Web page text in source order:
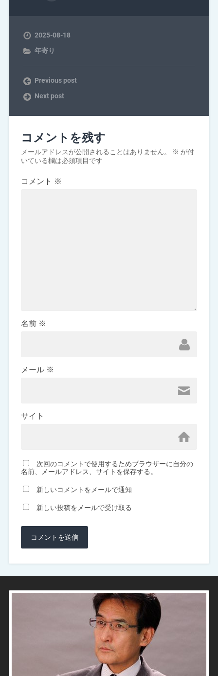
2025-08-18
年寄り
Previous post
Next post
コメントを残す
メールアドレスが公開されることはありません。 ※ が付
いている欄は必須項目です
コメント ※
名前 ※
メール ※
サイト
次回のコメントで使用するためブラウザーに自分の
名前、メールアドレス、サイトを保存する。
新しいコメントをメールで通知
新しい投稿をメールで受け取る